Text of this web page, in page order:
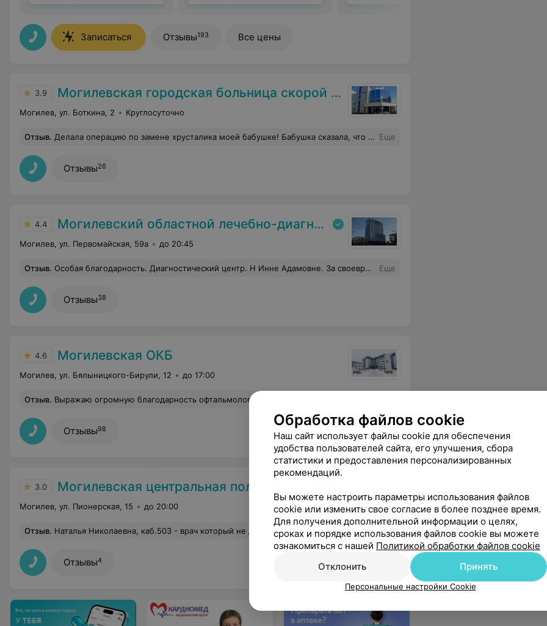
Записаться Отзывы193 Все цены
3.9 Могилевская городская больница скорой медицинской помощи
Могилев, ул. Боткина, 2 Круглосуточно
Отзыв. Делала операцию по замене хрусталика моей бабушке! Бабушка сказала, что таких врачей не видела за свои 80 лет. Прекрасный, добрый, внимательный и компетентный врач!! Называла ее «солнышком, моя хорошая». Спасибо огромное Еще
Отзывы26
4.4 Могилевский областной лечебно-диагностический центр
Могилев, ул. Первомайская, 59а до 20:45
Отзыв. Особая благодарность. Диагностический центр. Н Инне Адамовне. За своевременное быстрое обслуживание. Еще
Отзывы38
4.6 Могилевская ОКБ
Могилев, ул. Бялыницкого-Бирули, 12 до 17:00
Отзыв. Выражаю огромную благодарность офтальмологу Лустенковой Евгении Викторовне за чуткое ,внимательное отношение к пациентам .Очень грамотный, профессиональный доктор.Спасибо Вам !
Отзывы98
3.0 Могилевская центральная поликлиника
Могилев, ул. Пионерская, 15 до 20:00
Отзыв. Наталья Николаевна, каб.503 - врач который не должен работать врачом. Заходишь в кабинет и сразу по взгляду, вздоху, мимике понимаешь, что она тебе мягко говоря не рада. "Ну что у вас...", "Ааа вы по доп. талону.. ну тогда у вас одна минута осталась". Я спрашиваю - что? "не, это мы о своём" (якобы напарнице). К сожалению. Дополню, записаться на приём не мог в течение двух недель. Если звонить в 7:30 (так советуют делать в регистратуре) - глухо занято. В 8:30 талонов уже нет. Поэтому просто пошел пробивать вживую в регистратуре. Но и это не помогло.. Еще
Отзывы4
Обработка файлов cookie
Наш сайт использует файлы cookie для обеспечения
удобства пользователей сайта, его улучшения, сбора
статистики и предоставления персонализированных
рекомендаций.
Вы можете настроить параметры использования файлов
cookie или изменить свое согласие в более позднее время.
Для получения дополнительной информации о целях,
сроках и порядке использования файлов cookie вы можете
ознакомиться с нашей Политикой обработки файлов cookie
Отклонить
Принять
Персональные настройки Cookie